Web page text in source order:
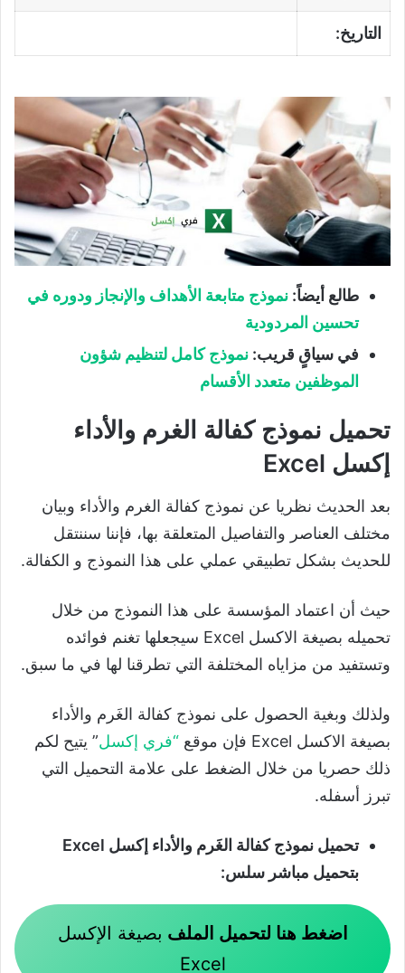
التاريخ:
طالع أيضاً: نموذج متابعة الأهداف والإنجاز ودوره في
تحسين المردودية
في سياقٍ قريب: نموذج كامل لتنظيم شؤون
الموظفين متعدد الأقسام
تحميل نموذج كفالة الغرم والأداء
إكسل Excel
بعد الحديث نظريا عن نموذج كفالة الغرم والأداء وبيان
مختلف العناصر والتفاصيل المتعلقة بها، فإننا سننتقل
للحديث بشكل تطبيقي عملي على هذا النموذج و الكفالة.
حيث أن اعتماد المؤسسة على هذا النموذج من خلال
تحميله بصيغة الاكسل Excel سيجعلها تغنم فوائده
وتستفيد من مزاياه المختلفة التي تطرقنا لها في ما سبق.
ولذلك وبغية الحصول على نموذج كفالة الغَرم والأداء
بصيغة الاكسل Excel فإن موقع
“فري إكسل” يتيح لكم
ذلك حصريا من خلال الضغط على علامة التحميل التي
تبرز أسفله.
تحميل نموذج كفالة الغَرم والأداء إكسل Excel
بتحميل مباشر سلس:
اضغط هنا لتحميل الملف بصيغة الإكسل
Excel